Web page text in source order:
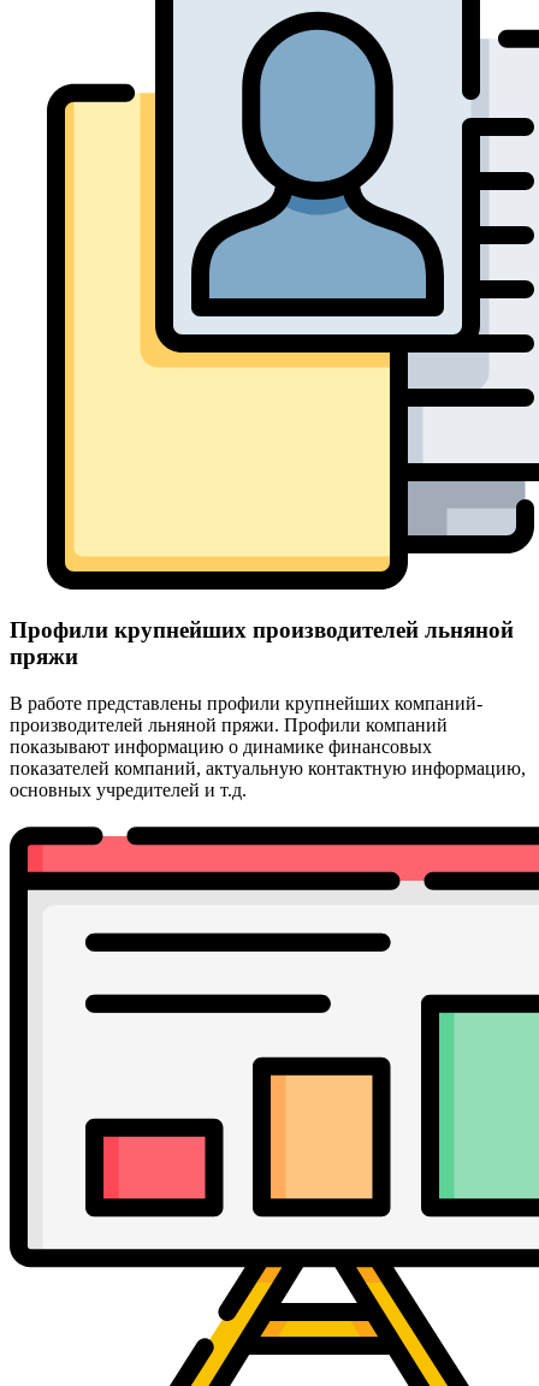
Профили крупнейших производителей льняной
пряжи
В работе представлены профили крупнейших компаний-
производителей льняной пряжи. Профили компаний
показывают информацию о динамике финансовых
показателей компаний, актуальную контактную информацию,
основных учредителей и т.д.